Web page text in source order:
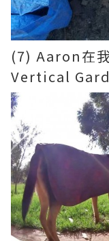
(7) Aaron在
Vertical